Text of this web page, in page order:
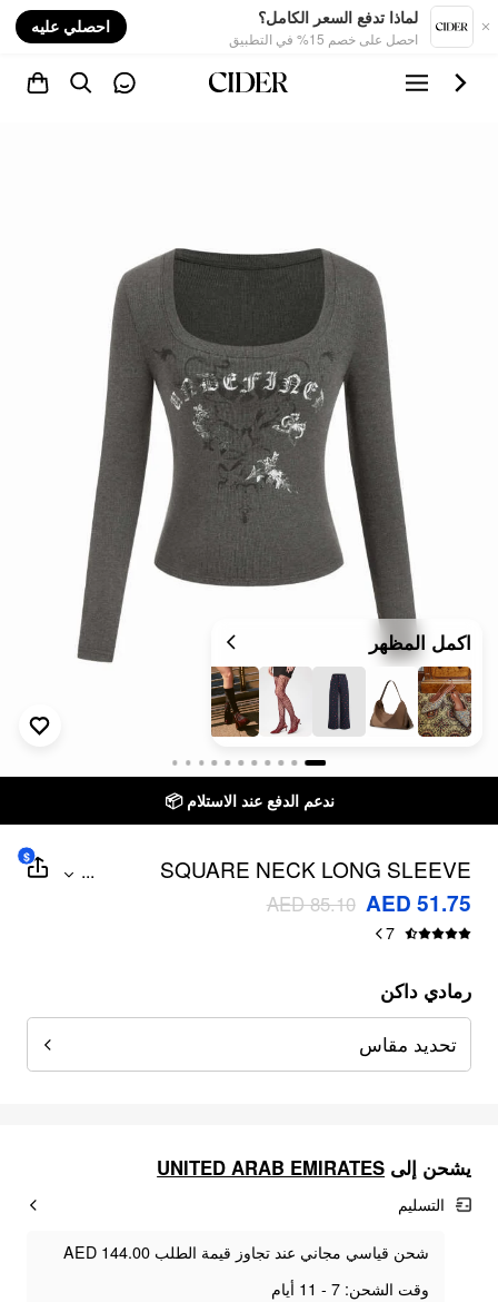
لماذا تدفع السعر الكامل؟
احصل على خصم 15% في التطبيق
احصلي عليه
اكمل المظهر
ندعم الدفع عند الاستلام 📦
SQUARE NECK LONG SLEEVE
GRAPHIC TEE
...
AED 51.75
AED 85.10
7
$
رمادي داكن
تحديد مقاس
يشحن إلى UNITED ARAB EMIRATES
التسليم
شحن قياسي مجاني عند تجاوز قيمة الطلب AED 144.00
وقت الشحن: 7 - 11 أيام